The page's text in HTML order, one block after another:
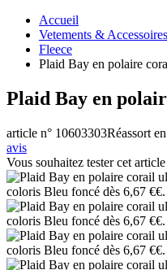
Accueil
Vetements & Accessoires
Fleece
Plaid Bay en polaire
Plaid Bay en
article n° 10603303Réassort
avis
Vous souhaitez tester cet